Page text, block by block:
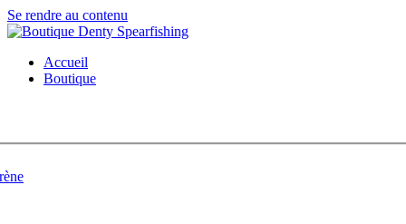
Se rendre au contenu
Accueil
Boutique